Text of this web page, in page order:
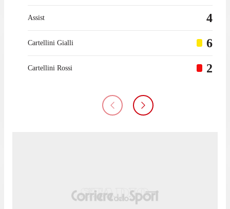
Assist 4
Cartellini Gialli 6
Cartellini Rossi 2